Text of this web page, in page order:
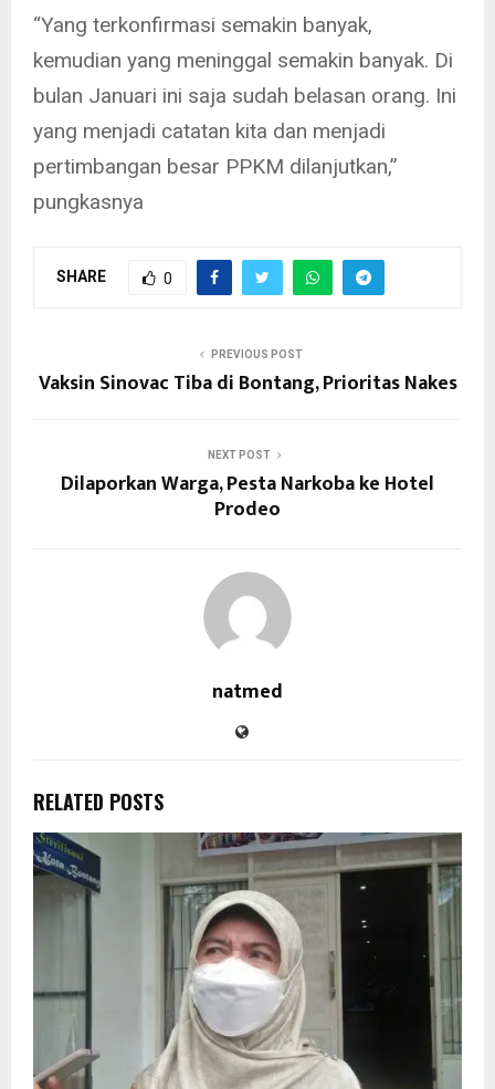
“Yang terkonfirmasi semakin banyak,
kemudian yang meninggal semakin banyak. Di
bulan Januari ini saja sudah belasan orang. Ini
yang menjadi catatan kita dan menjadi
pertimbangan besar PPKM dilanjutkan,”
pungkasnya
SHARE 0
PREVIOUS POST
Vaksin Sinovac Tiba di Bontang, Prioritas Nakes
NEXT POST
Dilaporkan Warga, Pesta Narkoba ke Hotel
Prodeo
natmed
RELATED POSTS